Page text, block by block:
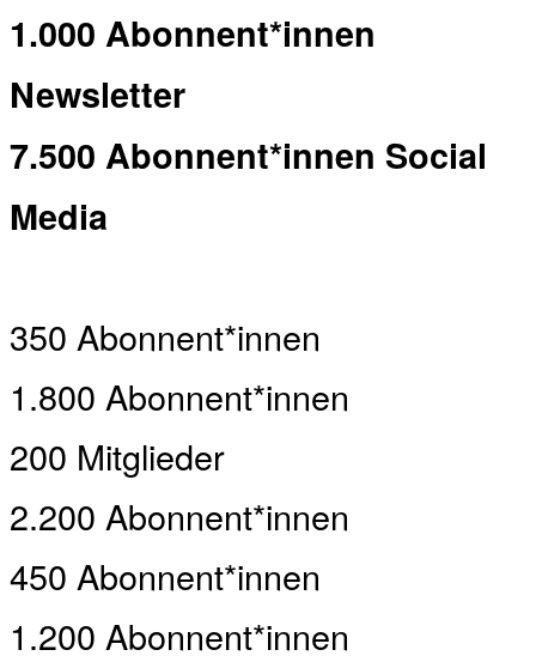
1.000 Abonnent*innen
Newsletter
7.500 Abonnent*innen Social
Media
350 Abonnent*innen
1.800 Abonnent*innen
200 Mitglieder
2.200 Abonnent*innen
450 Abonnent*innen
1.200 Abonnent*innen